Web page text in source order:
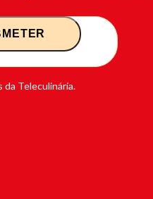
Teleculinária.